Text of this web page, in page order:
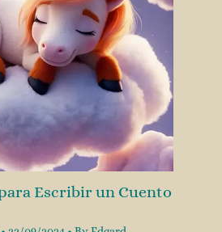
Escribir un Cuento